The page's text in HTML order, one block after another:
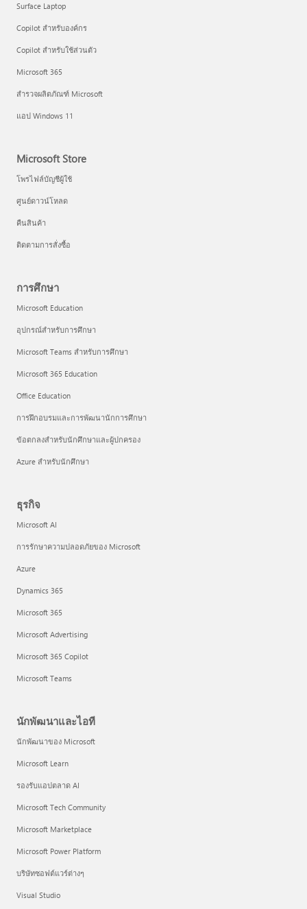
Surface Laptop
Copilot สำหรับองค์กร
Copilot สำหรับใช้ส่วนตัว
Microsoft 365
สำรวจผลิตภัณฑ์ Microsoft
แอป Windows 11
Microsoft Store
โพรไฟล์บัญชีผู้ใช้
ศูนย์ดาวน์โหลด
คืนสินค้า
ติดตามการสั่งซื้อ
การศึกษา
Microsoft Education
อุปกรณ์สำหรับการศึกษา
Microsoft Teams สำหรับการศึกษา
Microsoft 365 Education
Office Education
การฝึกอบรมและการพัฒนานักการศึกษา
ข้อตกลงสำหรับนักศึกษาและผู้ปกครอง
Azure สำหรับนักศึกษา
ธุรกิจ
Microsoft AI
การรักษาความปลอดภัยของ Microsoft
Azure
Dynamics 365
Microsoft 365
Microsoft Advertising
Microsoft 365 Copilot
Microsoft Teams
นักพัฒนาและไอที
นักพัฒนาของ Microsoft
Microsoft Learn
รองรับแอปตลาด AI
Microsoft Tech Community
Microsoft Marketplace
Microsoft Power Platform
บริษัทซอฟต์แวร์ต่างๆ
Visual Studio